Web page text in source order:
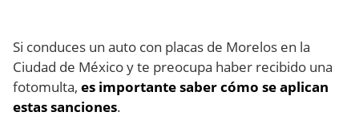
Si conduces un auto con placas de Morelos en la
Ciudad de México y te preocupa haber recibido una
fotomulta, es importante saber cómo se aplican
estas sanciones.